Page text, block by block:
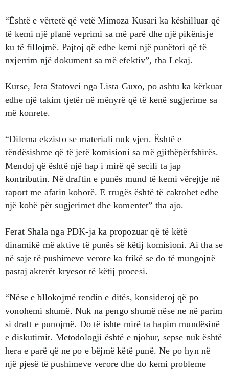
“Është e vërtetë që vetë Mimoza Kusari ka këshilluar që
të kemi një planë veprimi sa më parë dhe një pikënisje
ku të fillojmë. Pajtoj që edhe kemi një punëtori që të
nxjerrim një dokument sa më efektiv”, tha Lekaj.
Kurse, Jeta Statovci nga Lista Guxo, po ashtu ka kërkuar
edhe një takim tjetër në mënyrë që të kenë sugjerime sa
më konrete.
“Dilema ekzisto se materiali nuk vjen. Është e
rëndësishme që të jetë komisioni sa më gjithëpërfshirës.
Mendoj që është një hap i mirë që secili ta jap
kontributin. Në draftin e punës mund të kemi vërejtje në
raport me afatin kohorë. E rrugës është të caktohet edhe
një kohë për sugjerimet dhe komentet” tha ajo.
Ferat Shala nga PDK-ja ka propozuar që të këtë
dinamikë më aktive të punës së këtij komisioni. Ai tha se
në saje të pushimeve verore ka frikë se do të mungojnë
pastaj akterët kryesor të këtij procesi.
“Nëse e bllokojmë rendin e ditës, konsideroj që po
vonohemi shumë. Nuk na pengo shumë nëse ne në parim
si draft e punojmë. Do të ishte mirë ta hapim mundësinë
e diskutimit. Metodologji është e njohur, sepse nuk është
hera e parë që ne po e bëjmë këtë punë. Ne po hyn në
një pjesë të pushimeve verore dhe do kemi probleme